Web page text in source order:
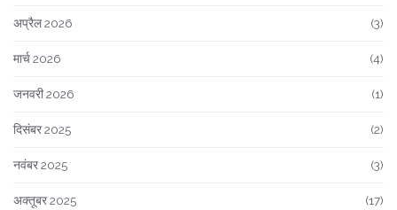
अप्रैल 2026 (3)
मार्च 2026 (4)
जनवरी 2026 (1)
दिसंबर 2025 (2)
नवंबर 2025 (3)
अक्तूबर 2025 (17)